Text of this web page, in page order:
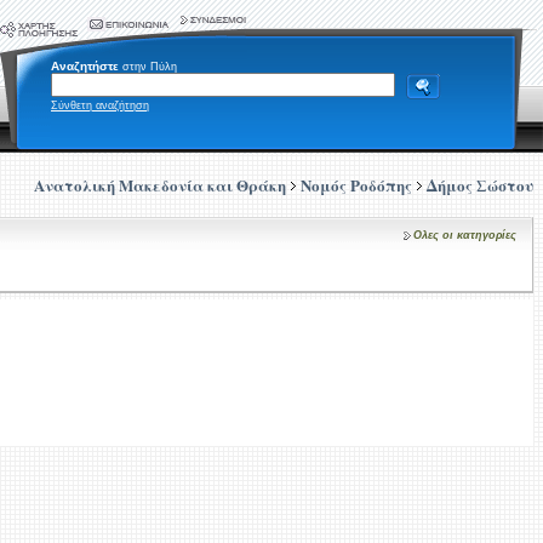
Αναζητήστε στην Πύλη
Σύνθετη αναζήτηση
Ανατολική Μακεδονία και Θράκη Νομός Ροδόπης Δήμος Σώστου
Ολες οι κατηγορίες